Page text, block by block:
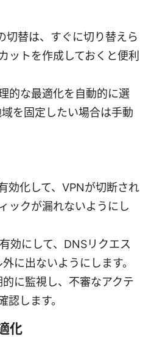
切替は、すぐに切り替えら
ットを作成しておくと便利
的な最適化を自動的に選
域を固定したい場合は手動
効化して、VPNが切断され
ックが漏れないようにし
効にして、DNSリクエス
に出ないようにします。
に監視し、不審なアクテ
認します。
化